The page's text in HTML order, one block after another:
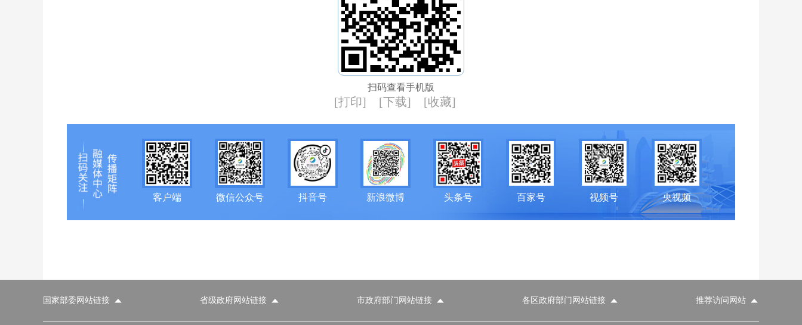
扫码查看手机版
[打印] [下载] [收藏]
客户端 微信公众号 抖音号 新浪微博 头条号 百家号 视频号 央视频
国家部委网站链接 省级政府网站链接 市政府部门网站链接 各区政府部门网站链接 推荐访问网站
国家部委网站 省级政府网站 市政府部门网站 各区政府部门网站 推荐访问网站